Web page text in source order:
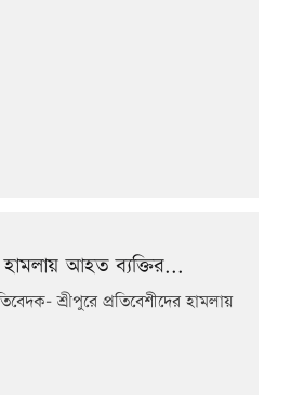
হামলায় আহত ব্যক্তির...
শ্রীপুরে প্রতিবেশীদের হামলায়